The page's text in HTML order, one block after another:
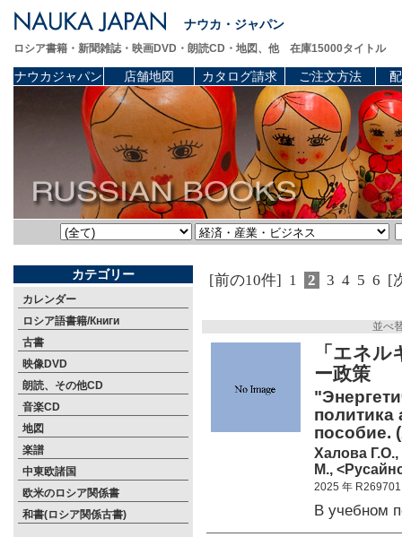
ナウカ・ジャパン
ロシア書籍・新聞雑誌・映画DVD・朗読CD・地図、他 在庫15000タイトル
ナウカジャパン 店舗地図 カタログ請求 ご注文方法
カテゴリー
カレンダー
ロシア語書籍/Книги
古書
映像DVD
朗読、その他CD
音楽CD
地図
楽譜
中東欧諸国
欧米のロシア関係書
和書(ロシア関係古書)
[前の10件] 1 2 3 4 5 6 [
並べ
「エネ
ー政策
политика
пособие.
Халова
М.,
2025 年 R269701
В учебном